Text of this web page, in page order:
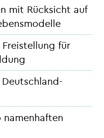
mit Rücksicht auf
Freistellung für